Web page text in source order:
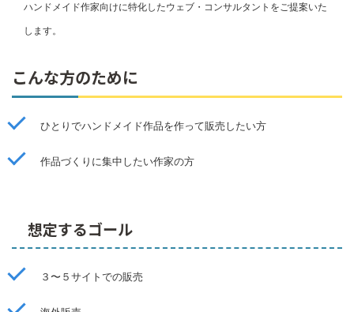
ハンドメイド作家向けに特化したウェブ・コンサルタントをご提案いた
します。
こんな方のために
ひとりでハンドメイド作品を作って販売したい方
作品づくりに集中したい作家の方
想定するゴール
３〜５サイトでの販売